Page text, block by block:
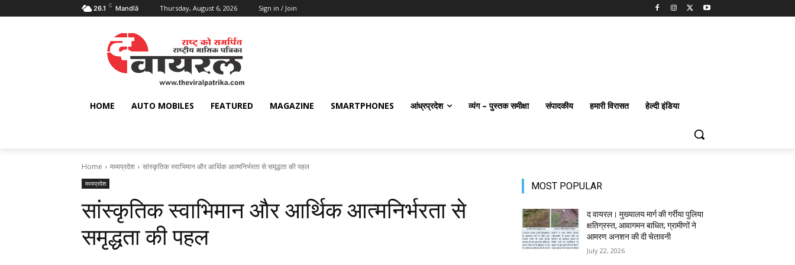
26.1 C Mandlā Thursday, August 6, 2026 Sign in / Join
HOME AUTO MOBILES FEATURED MAGAZINE SMARTPHONES आंध्रप्रदेश व्यंग – पुस्तक समीक्षा संपादकीय हमारी विरासत हेल्दी इंडिया
Home मध्यप्रदेश सांस्कृतिक स्वाभिमान और आर्थिक आत्मनिर्भरता से समृद्धता की पहल
मध्यप्रदेश
सांस्कृतिक स्वाभिमान और आर्थिक आत्मनिर्भरता से
समृद्धता की पहल
MOST POPULAR
द वायरल। मुख्यालय मार्ग की गर्रीया पुलिया
क्षतिग्रस्त, आवागमन बाधित; ग्रामीणों ने
आमरण अनशन की दी चेतावनी
July 22, 2026